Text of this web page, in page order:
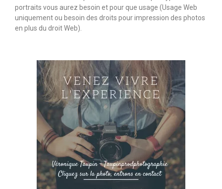
portraits vous aurez besoin et pour que usage (Usage Web
uniquement ou besoin des droits pour impression des photos
en plus du droit Web).